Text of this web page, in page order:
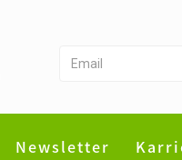
Newsletter